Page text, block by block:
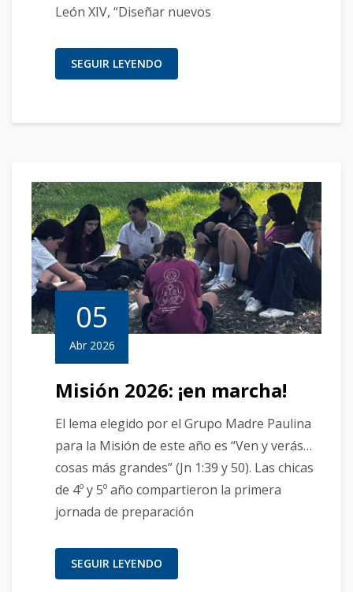
León XIV, “Diseñar nuevos
SEGUIR LEYENDO
05
Abr 2026
Misión 2026: ¡en marcha!
El lema elegido por el Grupo Madre Paulina
para la Misión de este año es “Ven y verás…
cosas más grandes” (Jn 1:39 y 50). Las chicas
de 4º y 5º año compartieron la primera
jornada de preparación
SEGUIR LEYENDO